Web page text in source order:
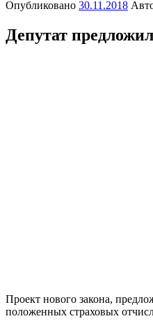
Опубликовано 30.11.2018
Депутат
Проект нового закона,
положенных страховых